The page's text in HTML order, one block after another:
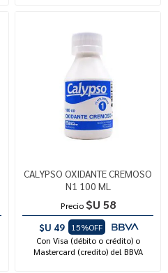
CALYPSO OXIDANTE CREMOSO
N1 100 ML
Precio $U 58
$U 49
15%OFF
Con Visa (débito o crédito) o
Mastercard (credito) del BBVA